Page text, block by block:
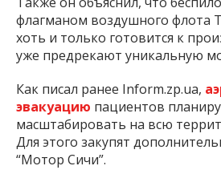
флагманом воздушного флота
хоть и только готовится к
уже предрекают уникальную
Как писал ранее Inform.zp.ua,
эвакуацию пациентов
масштабировать на всю
Для этого закупят
“Мотор Сичи”.